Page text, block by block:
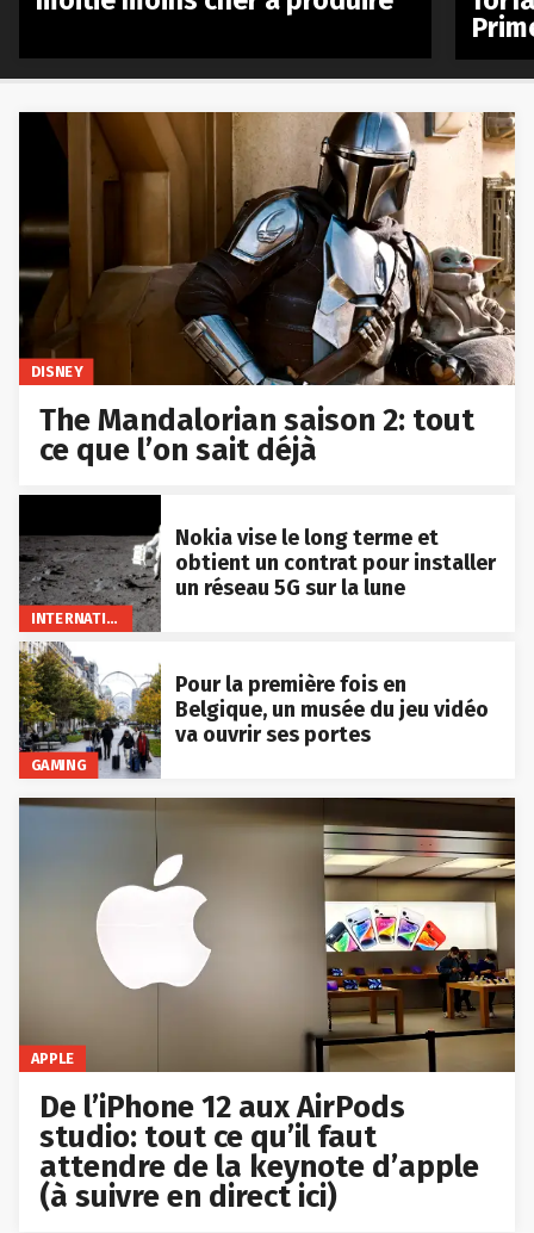
DISNEY
The Mandalorian saison 2: tout
ce que l’on sait déjà
INTERNATIONAL
Nokia vise le long terme et
obtient un contrat pour installer
un réseau 5G sur la lune
GAMING
Pour la première fois en
Belgique, un musée du jeu vidéo
va ouvrir ses portes
APPLE
De l’iPhone 12 aux AirPods
studio: tout ce qu’il faut
attendre de la keynote d’apple
(à suivre en direct ici)